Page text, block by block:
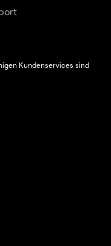
Kundenservices sind